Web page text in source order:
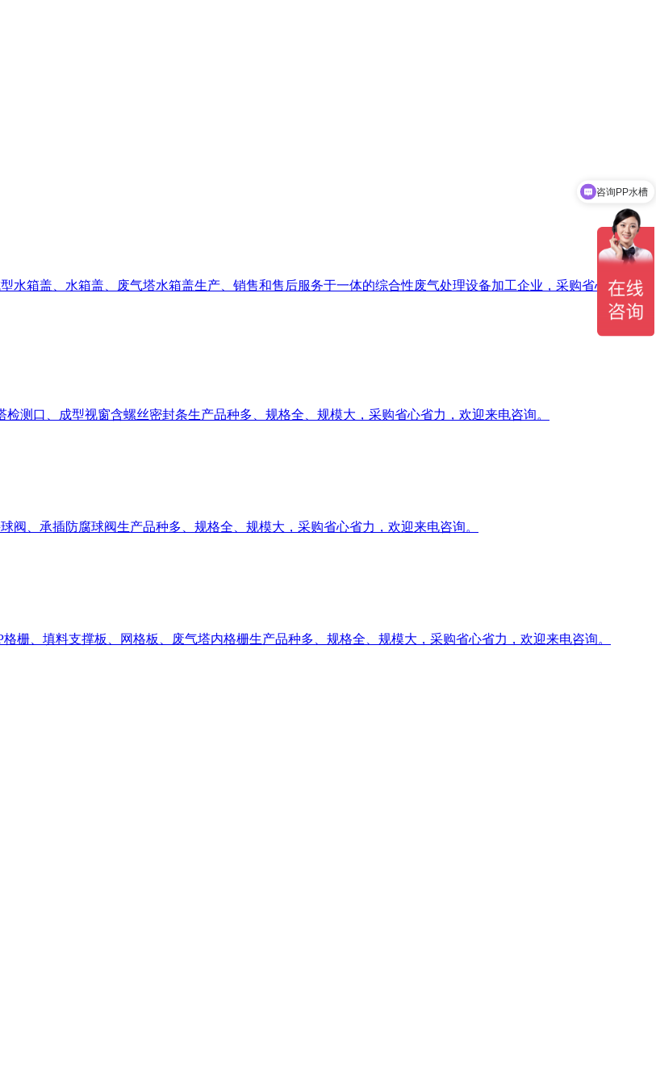
水箱盖、水箱盖、废气塔水箱盖生产、销售和售后服务于一体的综合性废气处理设备加工企业，采购省心省力，
检测口、成型视窗含螺丝密封条生产品种多、规格全、规模大，采购省心省力，欢迎来电咨询。
阀、承插防腐球阀生产品种多、规格全、规模大，采购省心省力，欢迎来电咨询。
栅、填料支撑板、网格板、废气塔内格栅生产品种多、规格全、规模大，采购省心省力，欢迎来电咨询。
咨询PP水槽